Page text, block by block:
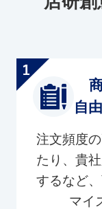
自
注文頻度
たり、貴
するなど
マイ